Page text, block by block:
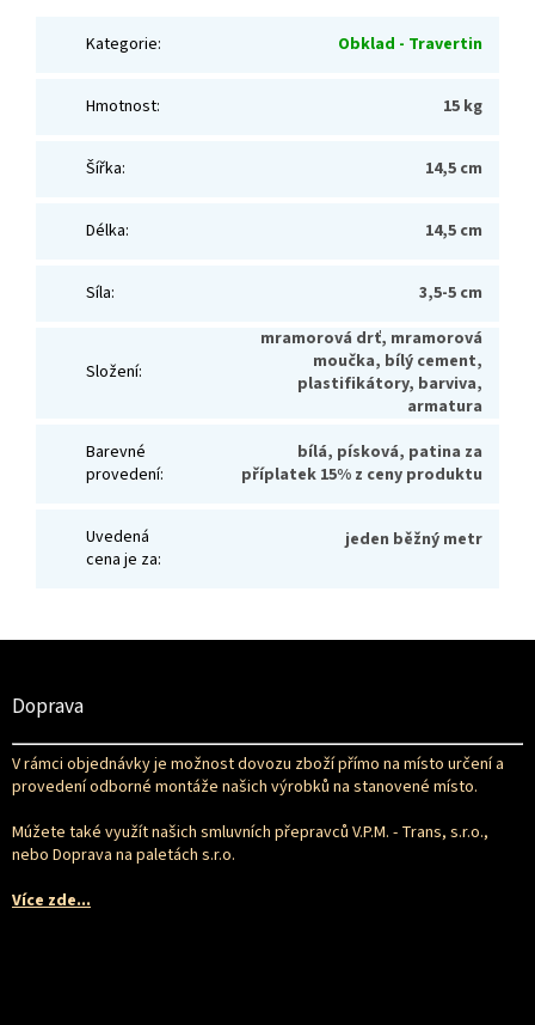
Kategorie: Obklad - Travertin
Hmotnost: 15 kg
Šířka: 14,5 cm
Délka: 14,5 cm
Síla: 3,5-5 cm
Složení:
mramorová drť, mramorová
moučka, bílý cement,
plastifikátory, barviva,
armatura
Barevné
provedení:
bílá, písková, patina za
příplatek 15% z ceny produktu
Uvedená
cena je za:
jeden běžný metr
Doprava
V rámci objednávky je možnost dovozu zboží přímo na místo určení a
provedení odborné montáže našich výrobků na stanovené místo.
Múžete také využít našich smluvních přepravců V.P.M. - Trans, s.r.o.,
nebo Doprava na paletách s.r.o.
Více zde...